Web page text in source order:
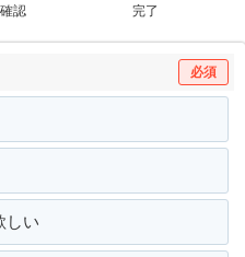
認 完了
必須
しい